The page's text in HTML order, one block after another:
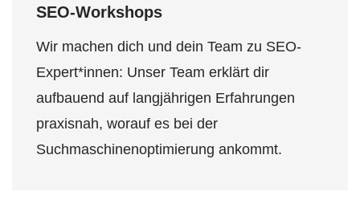
SEO-Workshops
Wir machen dich und dein Team zu SEO-
Expert*innen: Unser Team erklärt dir
aufbauend auf langjährigen Erfahrungen
praxisnah, worauf es bei der
Suchmaschinenoptimierung ankommt.